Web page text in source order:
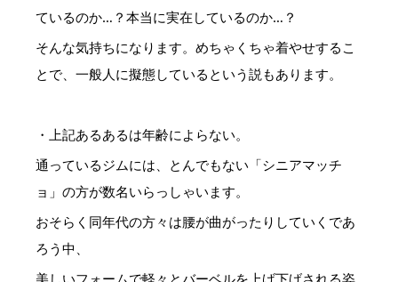
ているのか…？本当に実在しているのか…？
そんな気持ちになります。めちゃくちゃ着やせするこ
とで、一般人に擬態しているという説もあります。
・上記あるあるは年齢によらない。
通っているジムには、とんでもない「シニアマッチ
ョ」の方が数名いらっしゃいます。
おそらく同年代の方々は腰が曲がったりしていくであ
ろう中、
美しいフォームで軽々とバーベルを上げ下げされる姿